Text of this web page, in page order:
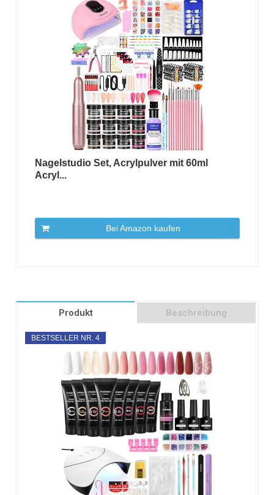
Nagelstudio Set, Acrylpulver mit 60ml
Acryl...
Bei Amazon kaufen
Produkt Beschreibung
BESTSELLER NR. 4